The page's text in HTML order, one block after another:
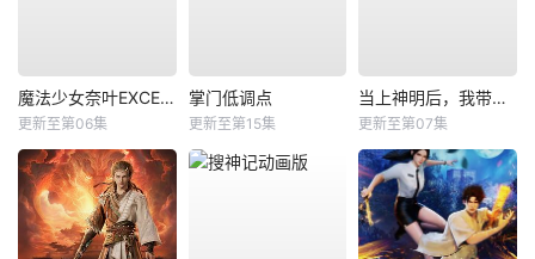
魔法少女奈叶EXCEEDS Gun Blaze Vengeance
更新至第06集
掌门低调点
更新至第15集
当上神明后，我带着信徒干翻了废土
更新至第07集